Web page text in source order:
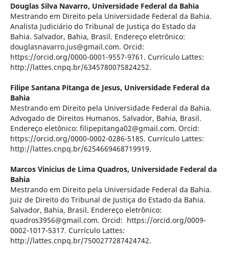
Douglas Silva Navarro, Universidade Federal da Bahia
Mestrando em Direito pela Universidade Federal da Bahia.
Analista Judiciário do Tribunal de Justiça do Estado da
Bahia. Salvador, Bahia, Brasil. Endereço eletrônico:
douglasnavarro.jus@gmail.com. Orcid:
https://orcid.org/0000-0001-9557-9761. Currículo Lattes:
http://lattes.cnpq.br/6345780075824252.
Filipe Santana Pitanga de Jesus, Universidade Federal da
Bahia
Mestrando em Direito pela Universidade Federal da Bahia.
Advogado de Direitos Humanos. Salvador, Bahia, Brasil.
Endereço eletônico: filipepitanga02@gmail.com. Orcid:
https://orcid.org/0000-0002-0286-5185. Currículo Lattes:
http://lattes.cnpq.br/6254669468719919.
Marcos Vinicius de Lima Quadros, Universidade Federal da
Bahia
Mestrando em Direito pela Universidade Federal da Bahia.
Juiz de Direito do Tribunal de Justiça do Estado da Bahia.
Salvador, Bahia, Brasil. Endereço eletrônico:
quadros3956@gmail.com. Orcid: https://orcid.org/0009-
0002-1017-5317. Currículo Lattes:
http://lattes.cnpq.br/7500277287424742.